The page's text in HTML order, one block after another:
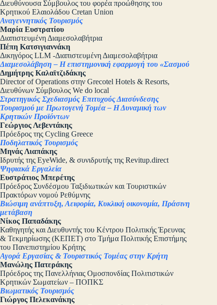
Διευθύνουσα Σύμβουλος του φορέα προώθησης του
Κρητικού Ελαιολάδου Cretan Union
Αναγεννητικός Τουρισμός
Μαρία Ευστρατίου
Διαπιστευμένη Διαμεσολαβήτρια
Πέπη Κατσιγιαννάκη
Δικηγόρος LLM -Διαπιστευμένη Διαμεσολαβήτρια
Διαμεσολάβηση – Η επιστημονική εφαρμογή του «Σασμού
Δημήτρης Καλαϊτζιδάκης
Director of Operations στην Grecotel Hotels & Resorts,
Διευθύνων Σύμβουλος We do local
Στρατηγικός Σχεδιασμός Επιτυχούς Διασύνδεσης
Τουρισμού με Πρωτογενή Τομέα – Η Δυναμική των
Κρητικών Προϊόντων
Γεώργιος Λεβεντάκης
Πρόεδρος της Cycling Greece
Ποδηλατικός Τουρισμός
Μηνάς Λιαπάκης
Ιδρυτής της EyeWide, & συνιδρυτής της Revitup.direct
Ψηφιακά Εργαλεία
Ευστράτιος Μπερέτης
Πρόεδρος Συνδέσμου Ταξιδιωτικών και Τουριστικών
Πρακτόρων νομού Ρεθύμνης
Βιώσιμη ανάπτυξη, Αειφορία, Κυκλική οικονομία, Πράσινη
μετάβαση
Νίκος Παπαδάκης
Καθηγητής και Διευθυντής του Κέντρου Πολιτικής Έρευνας
& Τεκμηρίωσης (ΚΕΠΕΤ) στο Τμήμα Πολιτικής Επιστήμης
του Πανεπιστημίου Κρήτης
Αγορά Εργασίας & Τουριστικός Τομέας στην Κρήτη
Μανώλης Πατεράκης
Πρόεδρος της Πανελλήνιας Ομοσπονδίας Πολιτιστικών
Κρητικών Σωματείων – ΠΟΠΚΣ
Βιωματικός Τουρισμός
Γιώργος Πελεκανάκης